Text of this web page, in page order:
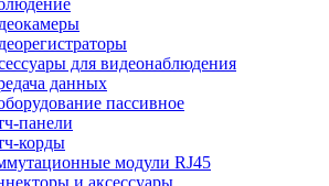
для видеонаблюдения
данных
пассивное
панели
корды
модули RJ45
и аксессуары